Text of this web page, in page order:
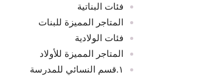
فئات البناتية
المتاجر المميزة للبنات
فئات الولادية
المتاجر المميزة للأولاد
١.قسم النسائي للمدرسة